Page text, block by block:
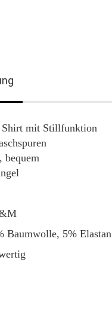
Shirt mit Stillfunktion
bequem
Baumwolle, 5% Elastan